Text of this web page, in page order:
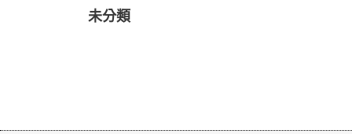
未分類